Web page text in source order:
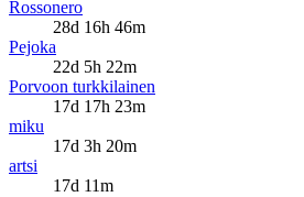
Rossonero
28d 16h 46m
Pejoka
22d 5h 22m
Porvoon turkkilainen
17d 17h 23m
miku
17d 3h 20m
artsi
17d 11m